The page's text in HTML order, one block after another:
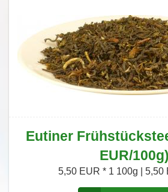
Eutiner
EUR/100g)
5,50 EUR * 1 100g | 5,50